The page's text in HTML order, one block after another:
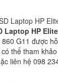
Laptop HP
G11 được
thể tham
liên hệ 098